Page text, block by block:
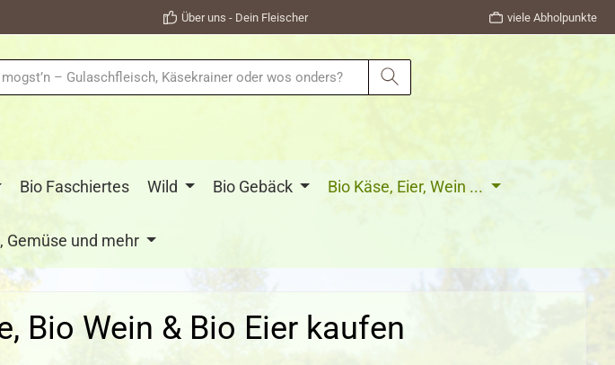
Über uns - Dein Fleischer viele Abholpunkte
Bio Faschiertes Wild Bio Gebäck Bio Käse, Eier, Wein ...
Gemüse und mehr
Bio Wein & Bio Eier kaufen